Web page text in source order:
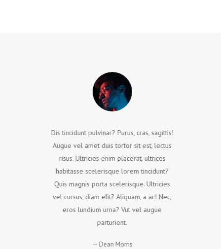
Dis tincidunt pulvinar? Purus, cras, sagittis!
Augue vel amet duis tortor sit est, lectus
risus. Ultricies enim placerat, ultrices
habitasse scelerisque lorem tincidunt?
Quis magnis porta scelerisque. Ultricies
vel cursus, diam elit? Aliquam, a ac! Nec,
eros lundium urna? Vut vel augue
parturient.
Dean Morris